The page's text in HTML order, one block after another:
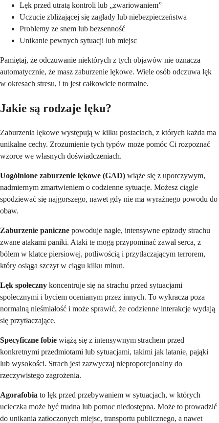
Lęk przed utratą kontroli lub „zwariowaniem”
Uczucie zbliżającej się zagłady lub niebezpieczeństwa
Problemy ze snem lub bezsenność
Unikanie pewnych sytuacji lub miejsc
Pamiętaj, że odczuwanie niektórych z tych objawów nie oznacza
automatycznie, że masz zaburzenie lękowe. Wiele osób odczuwa lęk
w okresach stresu, i to jest całkowicie normalne.
Jakie są rodzaje lęku?
Zaburzenia lękowe występują w kilku postaciach, z których każda ma
unikalne cechy. Zrozumienie tych typów może pomóc Ci rozpoznać
wzorce we własnych doświadczeniach.
Uogólnione zaburzenie lękowe (GAD) wiąże się z uporczywym,
nadmiernym zmartwieniem o codzienne sytuacje. Możesz ciągle
spodziewać się najgorszego, nawet gdy nie ma wyraźnego powodu do
obaw.
Zaburzenie paniczne powoduje nagłe, intensywne epizody strachu
zwane atakami paniki. Ataki te mogą przypominać zawał serca, z
bólem w klatce piersiowej, potliwością i przytłaczającym terrorem,
który osiąga szczyt w ciągu kilku minut.
Lęk społeczny koncentruje się na strachu przed sytuacjami
społecznymi i byciem ocenianym przez innych. To wykracza poza
normalną nieśmiałość i może sprawić, że codzienne interakcje wydają
się przytłaczające.
Specyficzne fobie wiążą się z intensywnym strachem przed
konkretnymi przedmiotami lub sytuacjami, takimi jak latanie, pająki
lub wysokości. Strach jest zazwyczaj nieproporcjonalny do
rzeczywistego zagrożenia.
Agorafobia to lęk przed przebywaniem w sytuacjach, w których
ucieczka może być trudna lub pomoc niedostępna. Może to prowadzić
do unikania zatłoczonych miejsc, transportu publicznego, a nawet